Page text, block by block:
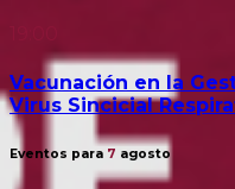
Vacunación en la
Virus Sincicial
Eventos para 7 agosto